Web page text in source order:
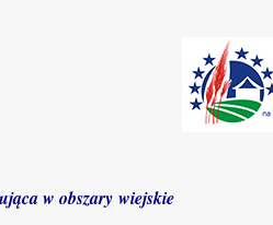
w obszary wiejskie